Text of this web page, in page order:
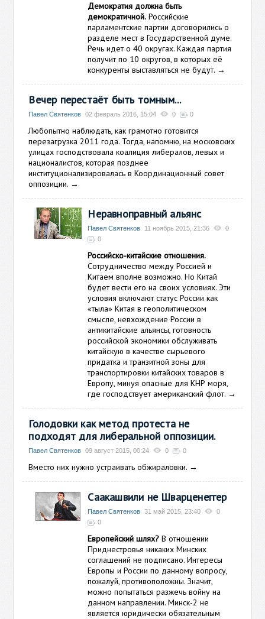
Демократия должна быть
демократичной. Российские
парламентские партии договорились о
разделе мест в Государственной думе.
Речь идет о 40 округах. Каждая партия
получит по 10 округов, в которых её
конкуренты выставляться не будут. →
Вечер перестаёт быть томным...
Павел Святенков 02 февраль 2016, 15:04 0 0
Любопытно наблюдать, как грамотно готовится
перезагрузка 2011 года. Тогда, напомню, на московских
улицах господствовала коалиция либералов, левых и
националистов, которая позднее
институционализировалась в Координационный совет
оппозиции. →
Неравноправный альянс
Павел Святенков 11 ноябрь 2015, 21:36
0
0
Российско-китайские отношения.
Сотрудничество между Россией и
Китаем вполне возможно. Но Китай
будет вести его на своих условиях. Эти
условия включают статус России как
«тыла» Китая в геополитическом
смысле, невхождение России в
антикитайские альянсы, готовность
российской экономики обслуживать
китайскую в качестве сырьевого
придатка и транзитной зоны для
транспортировки китайских товаров в
Европу, минуя опасные для КНР моря,
где господствует американский флот. →
Голодовки как метод протеста не
подходят для либеральной оппозиции.
Павел Святенков 09 август 2015, 00:24 0 0
Вместо них нужно устраивать обжираловки. →
Саакашвили не Шварценеггер
Павел Святенков 31 май 2015, 23:40
0
0
Европейский шлях? В отношении
Приднестровья никаких Минских
соглашений не подписано. Интересы
Европы и России по данному вопросу,
пожалуй, противоположны. Значит,
можно попытаться разжечь войну на
данном направлении. Минск-2 не
является юридически обязательным